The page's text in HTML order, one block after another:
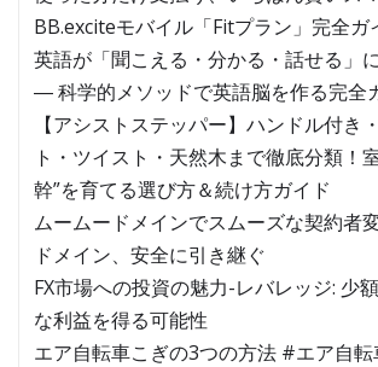
BB.exciteモバイル「Fitプラン」完全ガ
英語が「聞こえる・分かる・話せる」
― 科学的メソッドで英語脳を作る完全
【アシストステッパー】ハンドル付き
ト・ツイスト・天然木まで徹底分類！
幹”を育てる選び方＆続け方ガイド
ムームードメインでスムーズな契約者
ドメイン、安全に引き継ぐ
FX市場への投資の魅力-レバレッジ: 少
な利益を得る可能性
エア自転車こぎの3つの方法 #エア自